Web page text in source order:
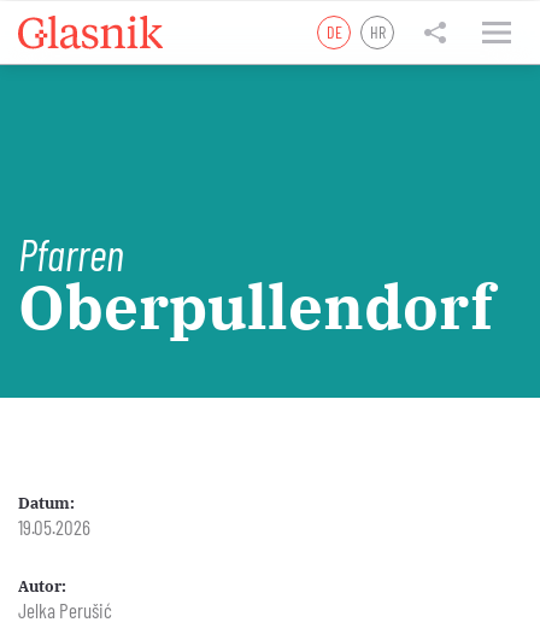
DE HR
Pfarren
Oberpullendorf
Datum:
19.05.2026
Autor:
Jelka Perušić